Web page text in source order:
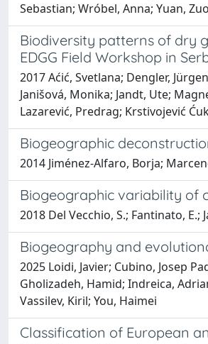
Sebastian; Wróbel, Anna; Yuan,
Biodiversity patterns of dry
EDGG Field Workshop in
2017 Aćić, Svetlana; Dengler,
Janišová, Monika; Jandt, Ute;
Lazarević, Predrag; Krstivojević
Biogeographic
2014 Jiménez-Alfaro, Borja;
Biogeographic variability of
2018 Del Vecchio, S.; Fantinato, E.;
Biogeography and
2025 Loidi, Javier; Cubino, Josep
Gholizadeh, Hamid; Indreica,
Vassilev, Kiril; You, Haimei
Classification of European